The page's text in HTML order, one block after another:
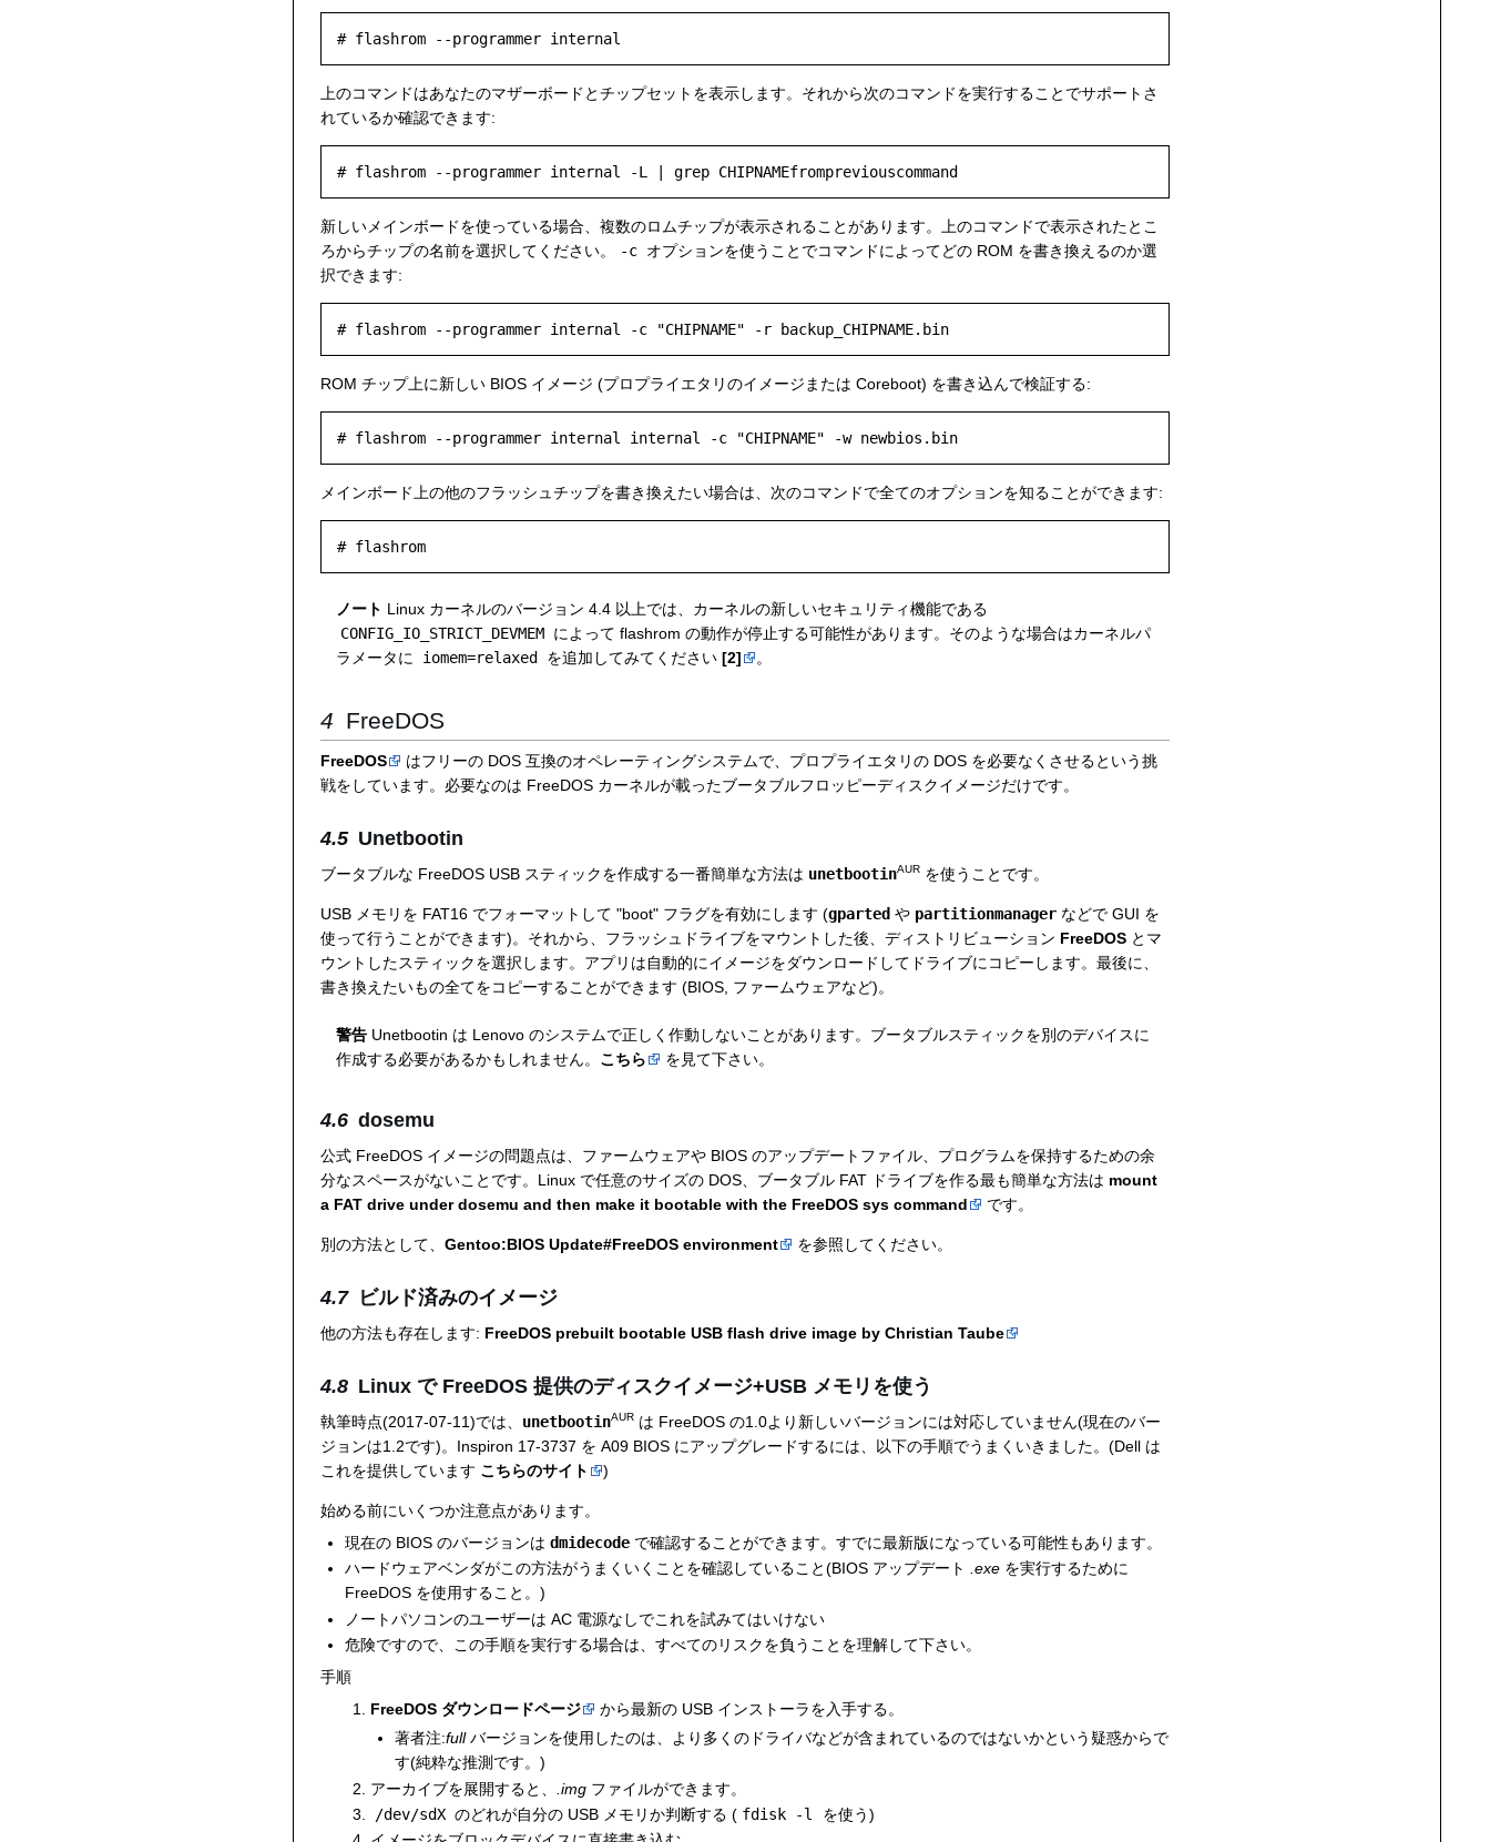
上のコマンドはあなたのマザーボードとチップセットを表示します。それから次のコマンドを実行することでサポートさ
れているか確認できます:
新しいメインボードを使っている場合、複数のロムチップが表示されることがあります。上のコマンドで表示されたとこ
ろからチップの名前を選択してください。
-c オプションを使うことでコマンドによってどの ROM を書き換えるのか選
択できます:
ROM チップ上に新しい BIOS イメージ (プロプライエタリのイメージまたは Coreboot) を書き込んで検証する:
メインボード上の他のフラッシュチップを書き換えたい場合は、次のコマンドで全てのオプションを知ることができます:
ノート Linux カーネルのバージョン 4.4 以上では、カーネルの新しいセキュリティ機能である
CONFIG_IO_STRICT_DEVMEM によって flashrom の動作が停止する可能性があります。そのような場合はカーネルパ
ラメータに
iomem=relaxed を追加してみてください[2] 。
FreeDOS
FreeDOS
はフリーの DOS 互換のオペレーティングシステムで、プロプライエタリの DOS を必要なくさせるという挑
戦をしています。必要なのは FreeDOS カーネルが載ったブータブルフロッピーディスクイメージだけです。
Unetbootin
ブータブルな FreeDOS USB スティックを作成する一番簡単な方法は unetbootinAUR を使うことです。
USB メモリを FAT16 でフォーマットして "boot" フラグを有効にします (gparted や partitionmanager などで GUI を
使って行うことができます)。それから、フラッシュドライブをマウントした後、ディストリビューション FreeDOS とマ
ウントしたスティックを選択します。アプリは自動的にイメージをダウンロードしてドライブにコピーします。最後に、
書き換えたいもの全てをコピーすることができます (BIOS, ファームウェアなど)。
警告 Unetbootin は Lenovo のシステムで正しく作動しないことがあります。ブータブルスティックを別のデバイスに
作成する必要があるかもしれません。 こちら を見て下さい。
dosemu
公式 FreeDOS イメージの問題点は、ファームウェアや BIOS のアップデートファイル、プログラムを保持するための余
分なスペースがないことです。Linux で任意のサイズの DOS、ブータブル FAT ドライブを作る最も簡単な方法は mount
a FAT drive under dosemu and then make it bootable with the FreeDOS sys command
です。
別の方法として、 Gentoo:BIOS Update#FreeDOS environment を参照してください。
ビルド済みのイメージ
他の方法も存在します: FreeDOS prebuilt bootable USB flash drive image by Christian Taube
Linux で FreeDOS 提供のディスクイメージ+USB メモリを使う
執筆時点(2017-07-11)では、 unetbootinAUR は FreeDOS の1.0より新しいバージョンには対応していません(現在のバー
ジョンは1.2です)。Inspiron 17-3737 を A09 BIOS にアップグレードするには、以下の手順でうまくいきました。(Dell は
これを提供しています こちらのサイト )
始める前にいくつか注意点があります。
現在の BIOS のバージョンはdmidecode で確認することができます。すでに最新版になっている可能性もあります。
ハードウェアベンダがこの方法がうまくいくことを確認していること(BIOS アップデート.exe を実行するために
FreeDOS を使用すること。)
ノートパソコンのユーザーは AC 電源なしでこれを試みてはいけない
危険ですので、この手順を実行する場合は、すべてのリスクを負うことを理解して下さい。
手順
FreeDOS ダウンロードページ
から最新の USB インストーラを入手する。
著者注:fullバージョンを使用したのは、より多くのドライバなどが含まれているのではないかという疑惑からで
す(純粋な推測です。)
アーカイブを展開すると、
.imgファイルができます。
/dev/sdX のどれが自分の USB メモリか判断する ( fdisk -l
を使う)